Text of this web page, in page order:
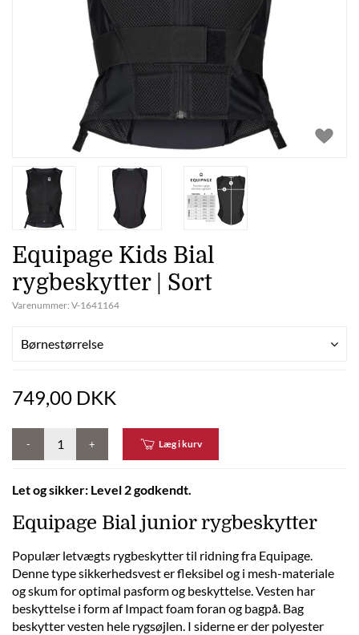
Equipage Kids Bial
rygbeskytter | Sort
Varenummer: V-1641164
Børnestørrelse
749,00 DKK
- + Læg i kurv
Let og sikker: Level 2 godkendt.
Equipage Bial junior rygbeskytter
Populær letvægts rygbeskytter til ridning fra Equipage.
Denne type sikkerhedsvest er fleksibel og i mesh-materiale
og skum for optimal pasform og beskyttelse. Vesten har
beskyttelse i form af Impact foam foran og bagpå. Bag
beskytter vesten hele rygsøjlen. I siderne er der polyester